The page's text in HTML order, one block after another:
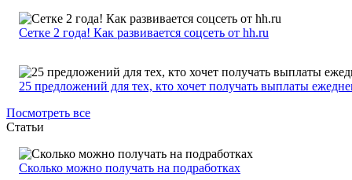
Сетке 2 года! Как развивается соцсеть от hh.ru
25 предложений для тех, кто хочет получать выплаты
Посмотреть все
Статьи
Сколько можно получать на подработках